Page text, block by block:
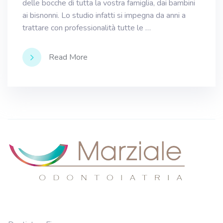
delle bocche di tutta la vostra famiglia, dai bambini
ai bisnonni. Lo studio infatti si impegna da anni a
trattare con professionalità tutte le …
Read More